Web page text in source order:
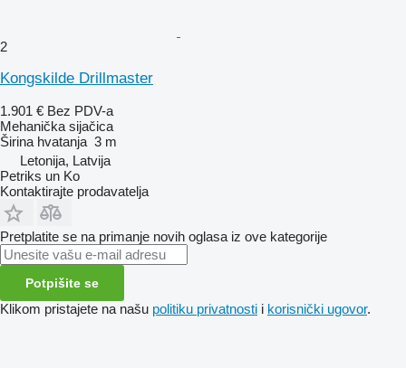
2
Kongskilde Drillmaster
1.901 € Bez PDV-a
Mehanička sijačica
Širina hvatanja 3 m
Letonija, Latvija
Petriks un Ko
Kontaktirajte prodavatelja
Pretplatite se na primanje novih oglasa iz ove kategorije
Potpišite se
Klikom pristajete na našu politiku privatnosti i korisnički ugovor.